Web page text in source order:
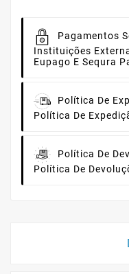
Pagamentos
Instituições
Eupago E Sequra
Política De
Política De
Política De
Política De